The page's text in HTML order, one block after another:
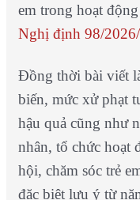
em trong hoạt
Nghị định 98/
Đồng thời bài viết
biến, mức xử phạt
hậu quả cũng như
nhân, tổ chức hoạt
hội, chăm sóc trẻ
đặc biệt lưu ý từ